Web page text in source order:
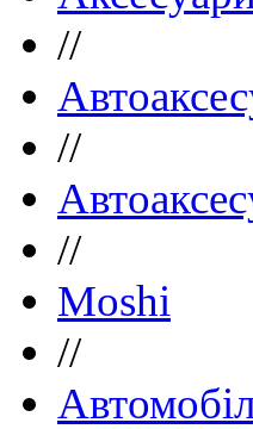
//
//
//
Moshi
//